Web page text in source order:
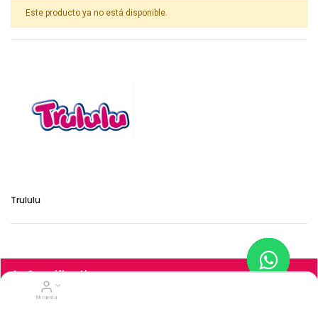
Mi cuenta
Este producto ya no está disponible.
Trululu
Specifications